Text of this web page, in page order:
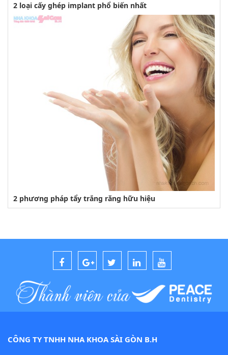
2 loại cấy ghép implant phổ biến nhất
2 phương pháp tẩy trắng răng hữu hiệu
CÔNG TY TNHH NHA KHOA SÀI GÒN B.H